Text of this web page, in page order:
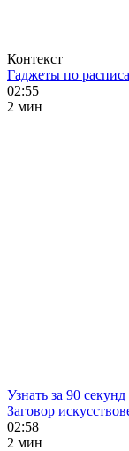
Контекст
Гаджеты по
02:55
2 мин
Узнать за 90 секунд
Заговор
02:58
2 мин